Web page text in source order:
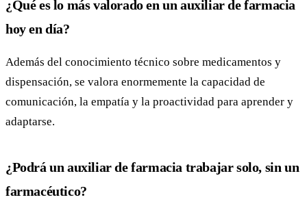
¿Qué es lo más valorado en un auxiliar de farmacia
hoy en día?
Además del conocimiento técnico sobre medicamentos y
dispensación, se valora enormemente la capacidad de
comunicación, la empatía y la proactividad para aprender y
adaptarse.
¿Podrá un auxiliar de farmacia trabajar solo, sin un
farmacéutico?